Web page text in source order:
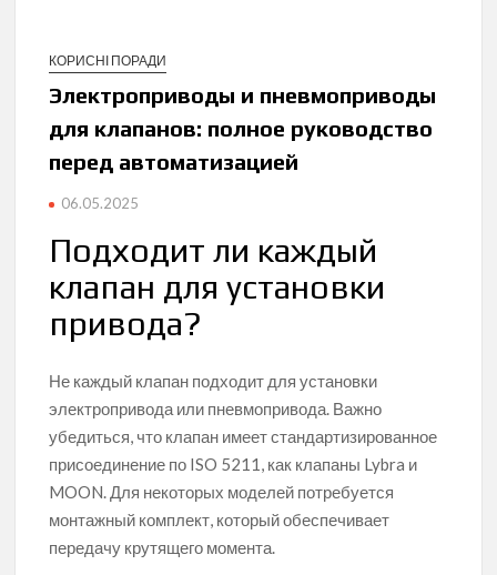
КОРИСНІ ПОРАДИ
Электроприводы и пневмоприводы
для клапанов: полное руководство
перед автоматизацией
06.05.2025
Подходит ли каждый
клапан для установки
привода?
Не каждый клапан подходит для установки
электропривода или пневмопривода. Важно
убедиться, что клапан имеет стандартизированное
присоединение по ISO 5211, как клапаны Lybra и
MOON. Для некоторых моделей потребуется
монтажный комплект, который обеспечивает
передачу крутящего момента.